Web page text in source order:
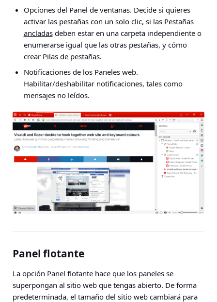
Opciones del Panel de ventanas. Decide si quieres
activar las pestañas con un solo clic, si las Pestañas
ancladasdeben estar en una carpeta independiente o
enumerarse igual que las otras pestañas, y cómo
crear Pilas de pestañas.
Notificaciones de los Paneles web.
Habilitar/deshabilitar notificaciones, tales como
mensajes no leídos.
Panel flotante
La opción Panel flotante hace que los paneles se
superpongan al sitio web que tengas abierto. De forma
predeterminada, el tamaño del sitio web cambiará para